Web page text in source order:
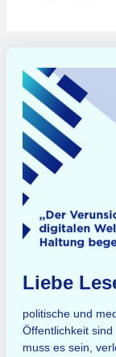
Liebe
politische und
Öffentlichkeit
muss es sein,